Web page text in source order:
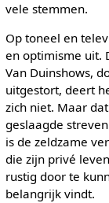
vele stemmen.
Op toneel en
en optimisme uit.
Van Duinshows,
uitgestort, deert
zich niet. Maar
geslaagde
is de zeldzame
die zijn privé
rustig door te
belangrijk vindt.